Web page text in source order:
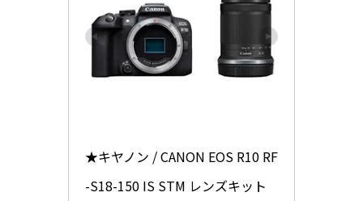
★キヤノン / CANON EOS R10 RF
-S18-150 IS STM レンズキット